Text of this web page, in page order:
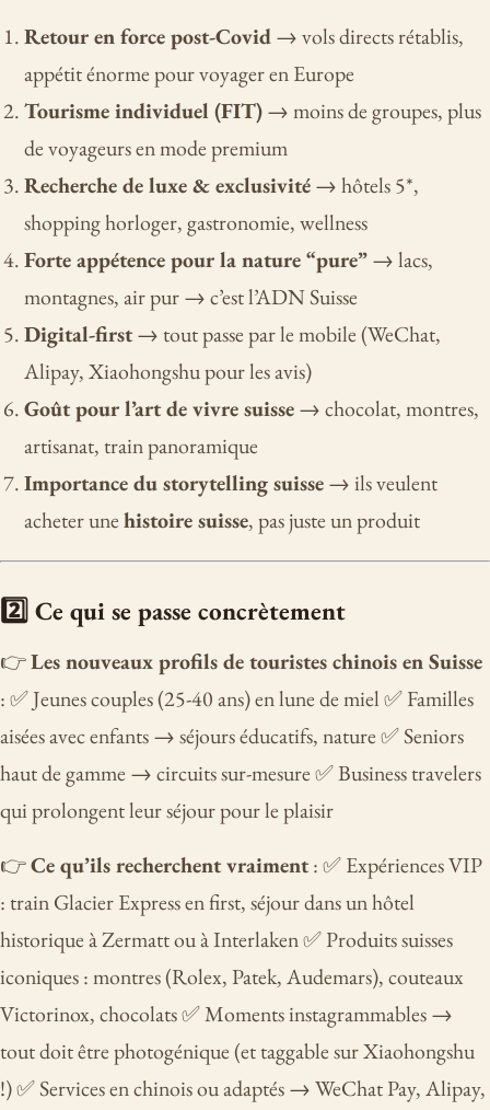
Retour en force post-Covid→ vols directs rétablis,
appétit énorme pour voyager en Europe
Tourisme individuel (FIT)→ moins de groupes, plus
de voyageurs en mode premium
Recherche de luxe & exclusivité→ hôtels 5*,
shopping horloger, gastronomie, wellness
Forte appétence pour la nature “pure”→ lacs,
montagnes, air pur → c’est l’ADN Suisse
Digital-first→ tout passe par le mobile (WeChat,
Alipay, Xiaohongshu pour les avis)
Goût pour l’art de vivre suisse→ chocolat, montres,
artisanat, train panoramique
Importance du storytelling suisse→ ils veulent
acheter unehistoire suisse, pas juste un produit
2️⃣ Ce qui se passe concrètement
👉Les nouveaux profils de touristes chinois en Suisse
: ✅ Jeunes couples (25-40 ans) en lune de miel ✅ Familles
aisées avec enfants → séjours éducatifs, nature ✅ Seniors
haut de gamme → circuits sur-mesure ✅ Business travelers
qui prolongent leur séjour pour le plaisir
👉Ce qu’ils recherchent vraiment: ✅ Expériences VIP
: train Glacier Express en first, séjour dans un hôtel
historique à Zermatt ou à Interlaken ✅ Produits suisses
iconiques : montres (Rolex, Patek, Audemars), couteaux
Victorinox, chocolats ✅ Moments instagrammables →
tout doit être photogénique (et taggable sur Xiaohongshu
!) ✅ Services en chinois ou adaptés → WeChat Pay, Alipay,